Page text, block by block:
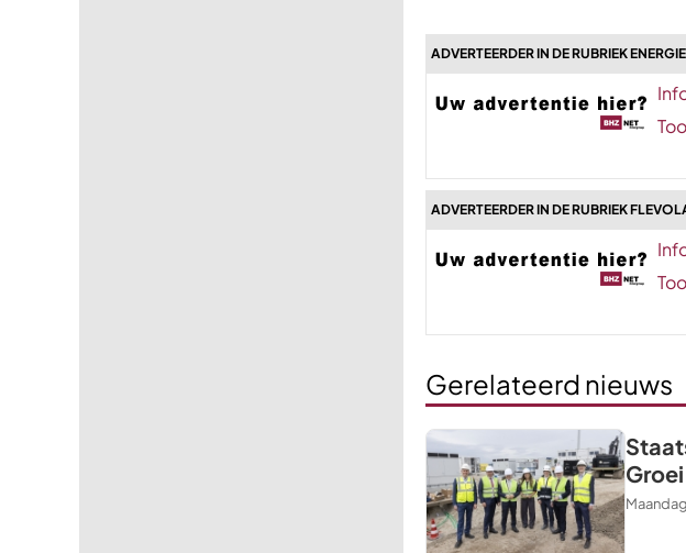
ADVERTEERDER IN DE RUBRIEK ENERGIE
ADVERTEERDER IN DE RUBRIEK
Gerelateerd nieuws